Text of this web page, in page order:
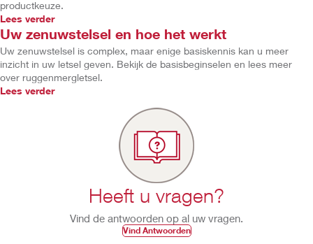
productkeuze.
Lees verder
Uw zenuwstelsel en hoe het werkt
Uw zenuwstelsel is complex, maar enige basiskennis kan u meer
inzicht in uw letsel geven. Bekijk de basisbeginselen en lees meer
over ruggenmergletsel.
Lees verder
Heeft u vragen?
Vind de antwoorden op al uw vragen.
Vind Antwoorden